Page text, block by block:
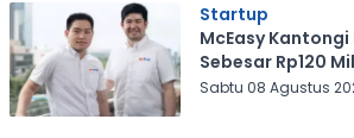
Startup
McEasy Kantongi
Sebesar Rp120
Sabtu 08 Agustus